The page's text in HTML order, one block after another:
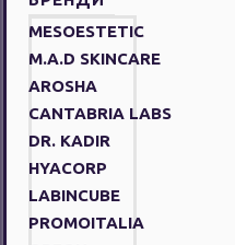
MESOESTETIC
M.A.D SKINCARE
AROSHA
CANTABRIA LABS
DR. KADIR
HYACORP
LABINCUBE
PROMOITALIA